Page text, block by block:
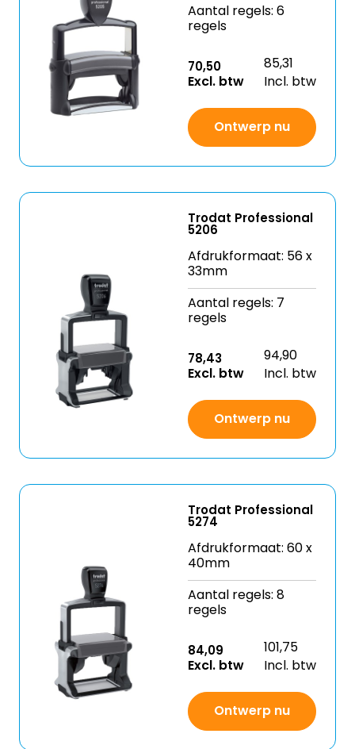
Aantal regels: 6
regels
70,50
Excl. btw
85,31
Incl. btw
Ontwerp nu
Trodat Professional
5206
Afdrukformaat: 56 x
33mm
Aantal regels: 7
regels
78,43
Excl. btw
94,90
Incl. btw
Ontwerp nu
Trodat Professional
5274
Afdrukformaat: 60 x
40mm
Aantal regels: 8
regels
84,09
Excl. btw
101,75
Incl. btw
Ontwerp nu